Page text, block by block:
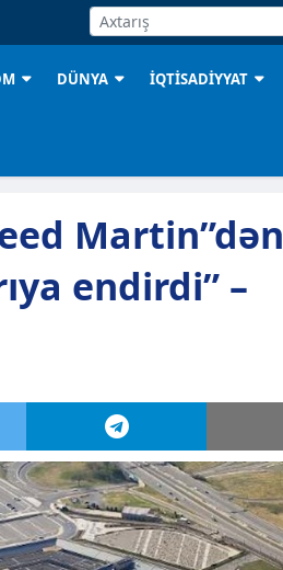
DÜNYA İQTİSADİYYAT
Martin”dən
endirdi” –